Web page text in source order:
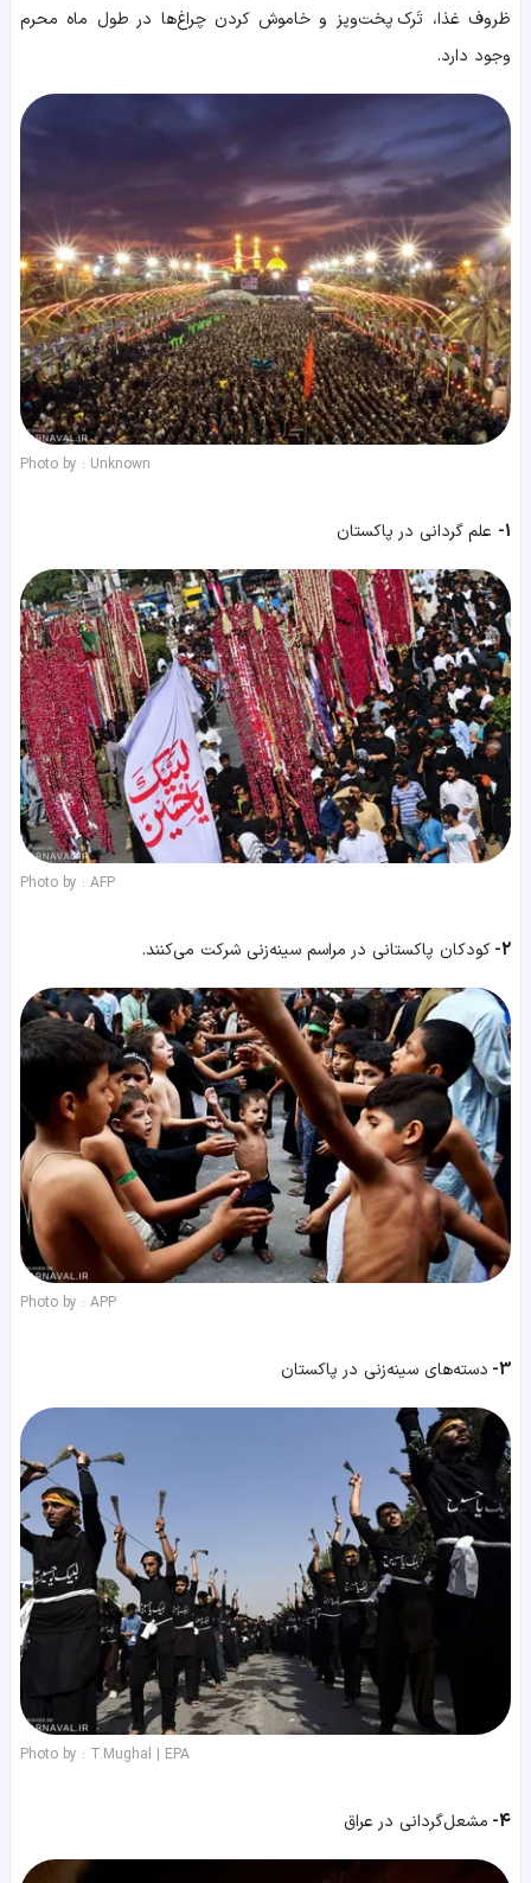
ظروف غذا، تَرک پخت‌وپز و خاموش کردن چراغ‌ها در طول ماه محرم
وجود دارد.
Photo by : Unknown
1- علم گردانی در پاکستان
Photo by : AFP
2- کودکان پاکستانی در مراسم سینه‌زنی شرکت می‌کنند.
Photo by : APP
3- دسته‌های سینه‌زنی در پاکستان
Photo by : T.Mughal | EPA
4- مشعل‌گردانی در عراق